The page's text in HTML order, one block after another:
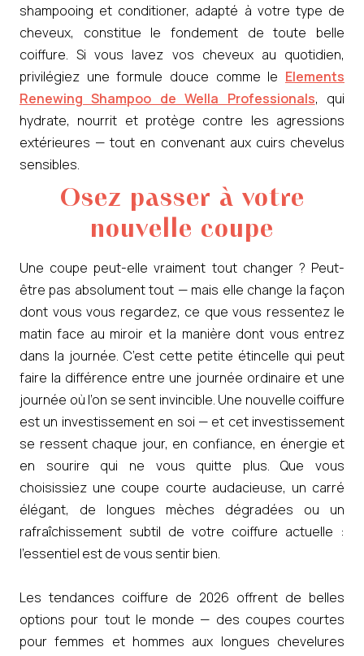
shampooing et conditioner, adapté à votre type de
cheveux, constitue le fondement de toute belle
coiffure. Si vous lavez vos cheveux au quotidien,
privilégiez une formule douce comme le Elements
Renewing Shampoo de Wella Professionals, qui
hydrate, nourrit et protège contre les agressions
extérieures — tout en convenant aux cuirs chevelus
sensibles.
Osez passer à votre
nouvelle coupe
Une coupe peut-elle vraiment tout changer ? Peut-
être pas absolument tout — mais elle change la façon
dont vous vous regardez, ce que vous ressentez le
matin face au miroir et la manière dont vous entrez
dans la journée. C’est cette petite étincelle qui peut
faire la différence entre une journée ordinaire et une
journée où l’on se sent invincible. Une nouvelle coiffure
est un investissement en soi — et cet investissement
se ressent chaque jour, en confiance, en énergie et
en sourire qui ne vous quitte plus. Que vous
choisissiez une coupe courte audacieuse, un carré
élégant, de longues mèches dégradées ou un
rafraîchissement subtil de votre coiffure actuelle :
l’essentiel est de vous sentir bien.
Les tendances coiffure de 2026 offrent de belles
options pour tout le monde — des coupes courtes
pour femmes et hommes aux longues chevelures